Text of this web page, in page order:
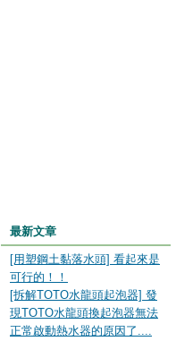
最新文章
[用塑鋼土黏落水頭] 看起來是
可行的！！
[拆解TOTO水龍頭起泡器] 發
現TOTO水龍頭換起泡器無法
正常啟動熱水器的原因了....